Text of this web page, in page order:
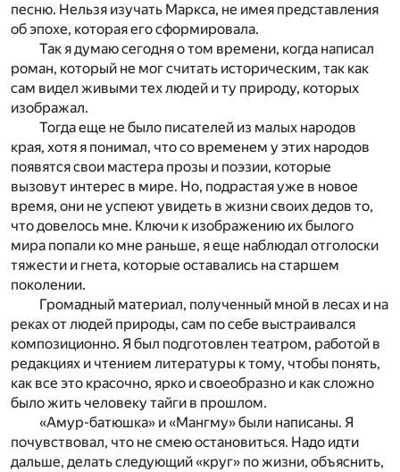
песню. Нельзя изучать Маркса, не имея представления
об эпохе, которая его сформировала.
Так я думаю сегодня о том времени, когда написал
роман, который не мог считать историческим, так как
сам видел живыми тех людей и ту природу, которых
изображал.
Тогда еще не было писателей из малых народов
края, хотя я понимал, что со временем у этих народов
появятся свои мастера прозы и поэзии, которые
вызовут интерес в мире. Но, подрастая уже в новое
время, они не успеют увидеть в жизни своих дедов то,
что довелось мне. Ключи к изображению их былого
мира попали ко мне раньше, я еще наблюдал отголоски
тяжести и гнета, которые оставались на старшем
поколении.
Громадный материал, полученный мной в лесах и на
реках от людей природы, сам по себе выстраивался
композиционно. Я был подготовлен театром, работой в
редакциях и чтением литературы к тому, чтобы понять,
как все это красочно, ярко и своеобразно и как сложно
было жить человеку тайги в прошлом.
«Амур-батюшка» и «Мангму» были написаны. Я
почувствовал, что не смею остановиться. Надо идти
дальше, делать следующий «круг» по жизни, объяснить,